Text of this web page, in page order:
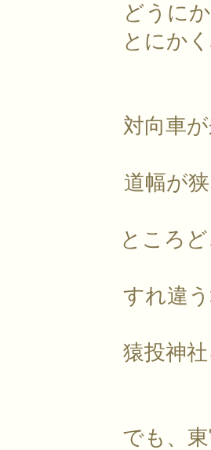
どうに
とにか
対向車
道幅が
ところ
すれ違
猿投神
でも、